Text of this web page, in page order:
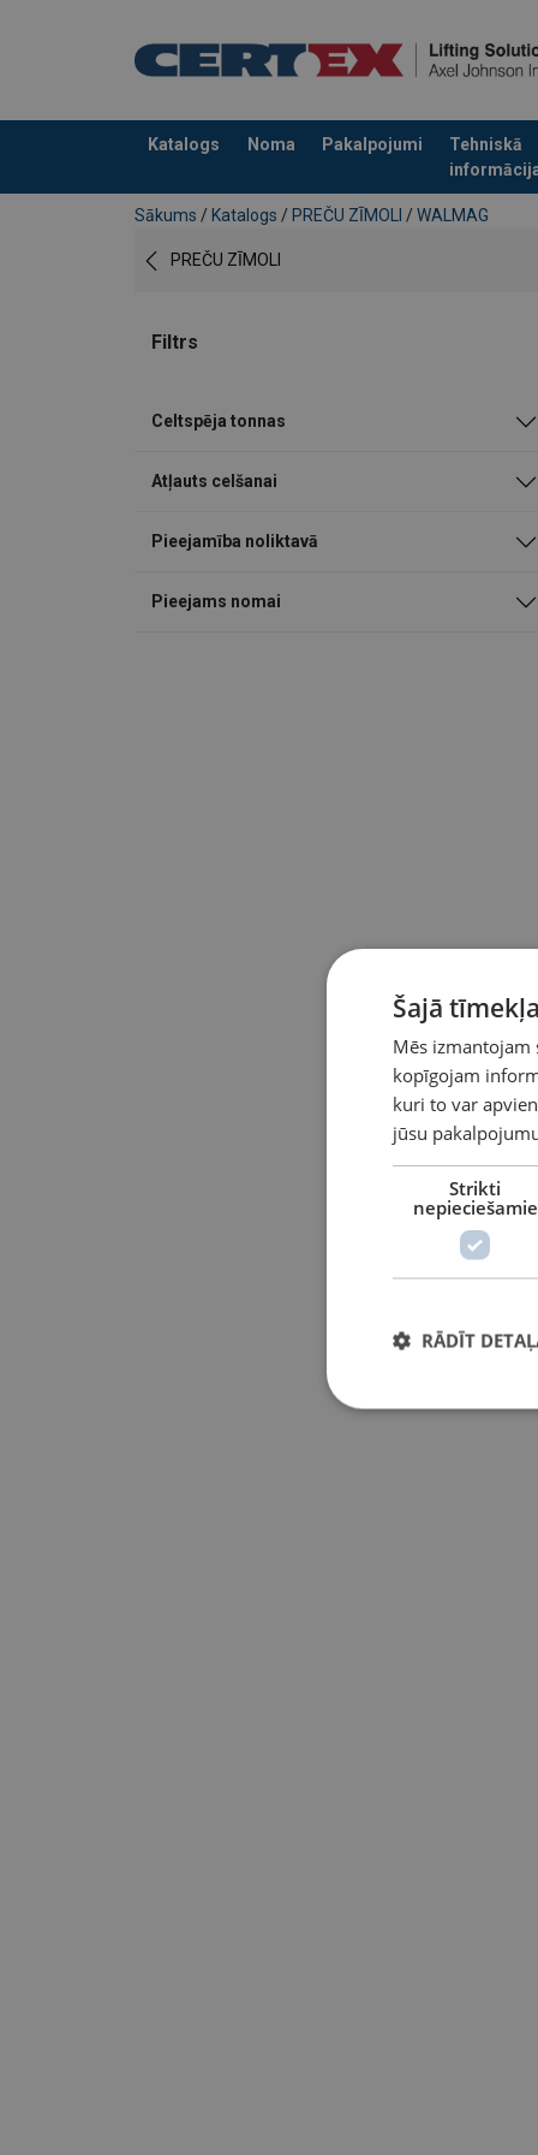
Katalogs Noma Pakalpojumi
Tehniskā
Pievienots jūsu pasūtījumam
Sākums / Katalogs / PREČU ZĪMOLI / WALMAG
PREČU ZĪMOLI
Filtrs
Celtspēja tonnas
Atļauts celšanai
Pieejamība noliktavā
Pieejams nomai
Šajā
Mēs izmantojam
kopīgojam
kuri to var
jūsu
Strikti
nepieciešamie
RĀDĪT